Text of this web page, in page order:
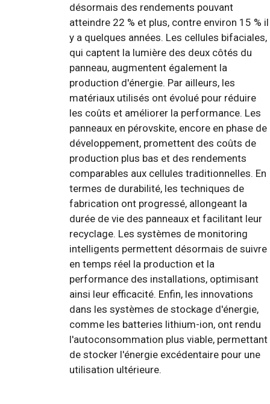
désormais des rendements pouvant
atteindre 22 % et plus, contre environ 15 % il
y a quelques années. Les cellules bifaciales,
qui captent la lumière des deux côtés du
panneau, augmentent également la
production d'énergie. Par ailleurs, les
matériaux utilisés ont évolué pour réduire
les coûts et améliorer la performance. Les
panneaux en pérovskite, encore en phase de
développement, promettent des coûts de
production plus bas et des rendements
comparables aux cellules traditionnelles. En
termes de durabilité, les techniques de
fabrication ont progressé, allongeant la
durée de vie des panneaux et facilitant leur
recyclage. Les systèmes de monitoring
intelligents permettent désormais de suivre
en temps réel la production et la
performance des installations, optimisant
ainsi leur efficacité. Enfin, les innovations
dans les systèmes de stockage d'énergie,
comme les batteries lithium-ion, ont rendu
l'autoconsommation plus viable, permettant
de stocker l'énergie excédentaire pour une
utilisation ultérieure.